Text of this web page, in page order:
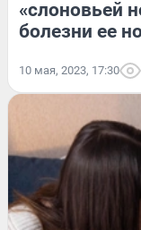
«слоновьей
болезни ее
10 мая, 2023, 17:30